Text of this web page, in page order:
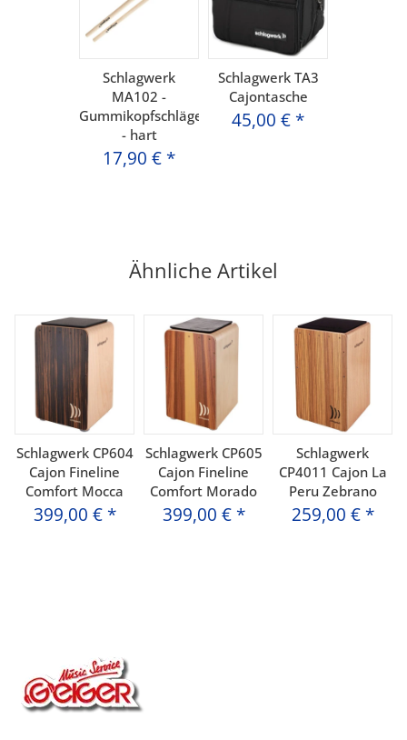
Schlagwerk
MA102 -
Gummikopfschlägel
- hart
17,90 € *
Schlagwerk TA3
Cajontasche
45,00 € *
Ähnliche Artikel
Schlagwerk CP604
Cajon Fineline
Comfort Mocca
399,00 € *
Schlagwerk CP605
Cajon Fineline
Comfort Morado
399,00 € *
Schlagwerk
CP4011 Cajon La
Peru Zebrano
259,00 € *